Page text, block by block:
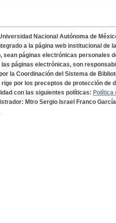
Nacional Autónoma de
a la página web institucional de
sean páginas electrónicas personales
las páginas electrónicas, son
la Coordinación del Sistema de
por los preceptos de protección de
con las siguientes políticas: Política
Mtro Sergio Israel Franco